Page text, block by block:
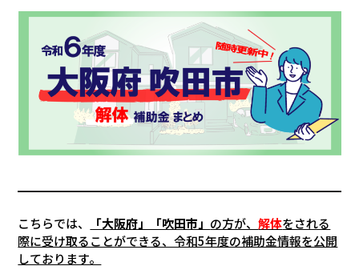
こちらでは、 「大阪府」「吹田市」 の方が、解体をされる
際に受け取ることができる、令和5年度の補助金情報を公開
しております。